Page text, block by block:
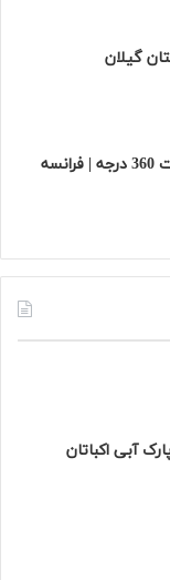
گیلان
آبی اکباتان